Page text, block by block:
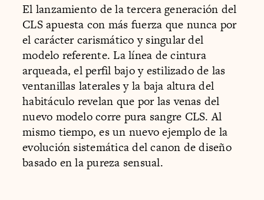
El lanzamiento de la tercera generación del
CLS apuesta con más fuerza que nunca por
el carácter carismático y singular del
modelo referente. La línea de cintura
arqueada, el perfil bajo y estilizado de las
ventanillas laterales y la baja altura del
habitáculo revelan que por las venas del
nuevo modelo corre pura sangre CLS. Al
mismo tiempo, es un nuevo ejemplo de la
evolución sistemática del canon de diseño
basado en la pureza sensual.